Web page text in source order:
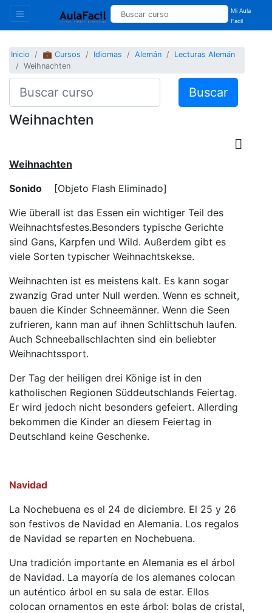
Mi Aula
Facil
Inicio 💼 Cursos Idiomas Alemán
Lecturas Alemán
Weihnachten
Buscar
Weihnachten
Weihnachten
Sonido
[Objeto Flash Eliminado]
Wie überall ist das Essen ein wichtiger Teil des
Weihnachtsfestes.Besonders typische Gerichte
sind Gans, Karpfen und Wild. Außerdem gibt es
viele Sorten typischer Weihnachtskekse.
Weihnachten ist es meistens kalt. Es kann sogar
zwanzig Grad unter Null werden. Wenn es schneit,
bauen die Kinder Schneemänner. Wenn die Seen
zufrieren, kann man auf ihnen Schlittschuh laufen.
Auch Schneeballschlachten sind ein beliebter
Weihnachtssport.
Der Tag der heiligen drei Könige ist in den
katholischen Regionen Süddeutschlands Feiertag.
Er wird jedoch nicht besonders gefeiert. Allerding
bekommen die Kinder an diesem Feiertag in
Deutschland keine Geschenke.
Navidad
La Nochebuena es el 24 de diciembre. El 25 y 26
son festivos de Navidad en Alemania. Los regalos
de Navidad se reparten en Nochebuena.
Una tradición importante en Alemania es el árbol
de Navidad. La mayoría de los alemanes colocan
un auténtico árbol en su sala de estar. Ellos
colocan ornamentos en este árbol: bolas de cristal,